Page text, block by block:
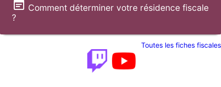
Comment déterminer votre résidence fiscale
?
Toutes les fiches fiscales